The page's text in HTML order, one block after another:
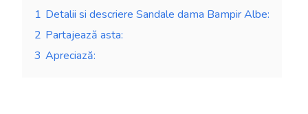
1 Detalii si descriere Sandale dama Bampir Albe:
2 Partajează asta:
3 Apreciază: